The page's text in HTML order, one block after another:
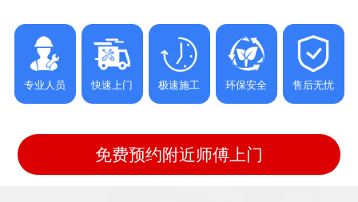
专业人员 快速上门 极速施工 环保安全 售后无忧
免费预约附近师傅上门